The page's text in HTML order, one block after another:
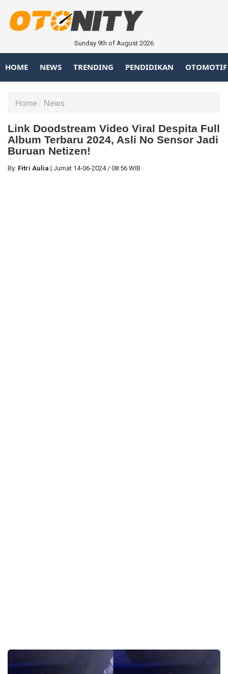
Sunday 9th of August 2026
HOME NEWS TRENDING PENDIDIKAN OTOMOTIF
Home News
Link Doodstream Video Viral Despita Full
Album Terbaru 2024, Asli No Sensor Jadi
Buruan Netizen!
By: Fitri Aulia | Jumat 14-06-2024 / 08:56 WIB